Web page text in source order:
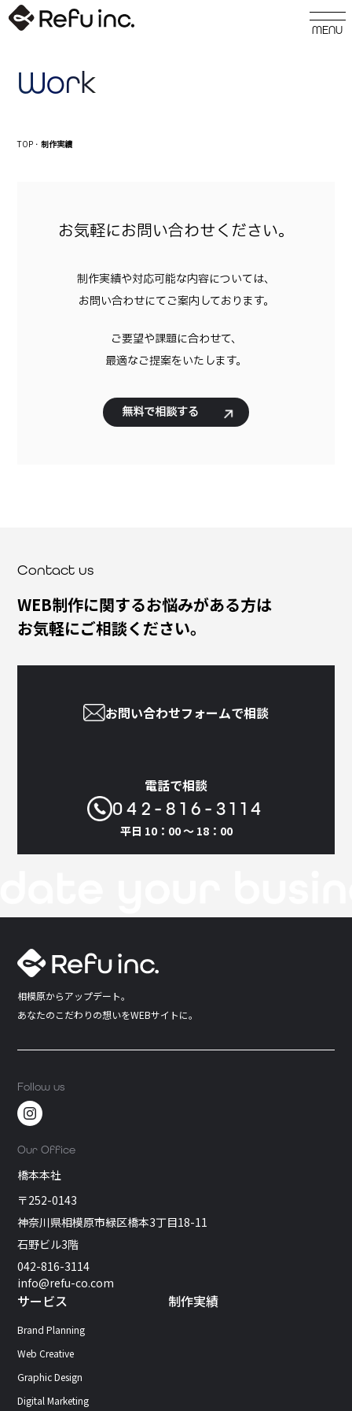
Work
TOP ・制作実績
お気軽にお問い合わせください。
制作実績や対応可能な内容については、
お問い合わせにてご案内しております。
ご要望や課題に合わせて、
最適なご提案をいたします。
無料で相談する
Contact us
WEB制作に関するお悩みがある方は
お気軽にご相談ください。
お問い合わせフォームで相談
電話で相談
042-816-3114
平日 10：00 〜 18：00
相模原からアップデート。
あなたのこだわりの想いをWEBサイトに。
Follow us
Our Office
橋本本社
〒252-0143
神奈川県相模原市緑区橋本3丁目18-11
石野ビル3階
042-816-3114
info@refu-co.com
サービス
Brand Planning
Web Creative
Graphic Design
Digital Marketing
制作実績